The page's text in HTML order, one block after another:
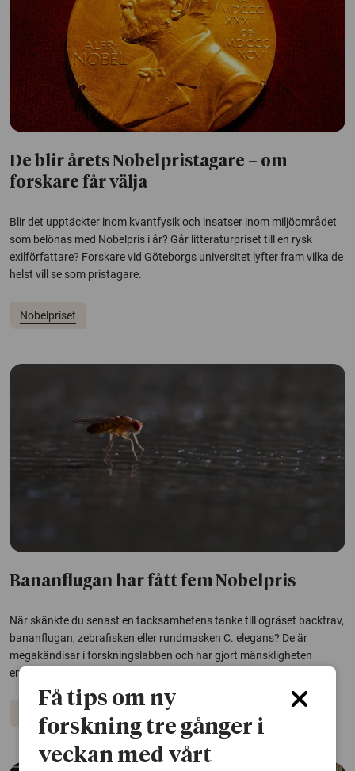
De blir årets Nobelpristagare – om
forskare får välja
Blir det upptäckter inom kvantfysik och insatser inom miljöområdet
som belönas med Nobelpris i år? Går litteraturpriset till en rysk
exilförfattare? Forskare vid Göteborgs universitet lyfter fram vilka de
helst vill se som pristagare.
Nobelpriset
Bananflugan har fått fem Nobelpris
När skänkte du senast en tacksamhetens tanke till ogräset backtrav,
bananflugan, zebrafisken eller rundmasken C. elegans? De är
megakändisar i forskningslabben och har gjort mänskligheten
enorma tjänster – men utanför forskarvärlden är de...
Få tips om ny
forskning tre gånger i
veckan med vårt